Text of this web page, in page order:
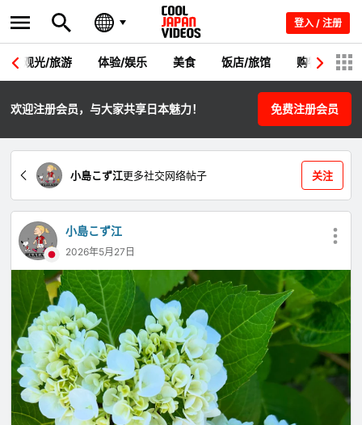
登入 / 注册
观光/旅游 体验/娱乐 美食 饭店/旅馆 购物 节
欢迎注册会员，与大家共享日本魅力！ 免费注册会员
小島こず江更多社交网络帖子 关注
小島こず江
2026年5月27日